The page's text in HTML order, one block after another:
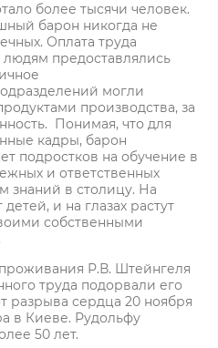
более тысячи человек.
барон никогда не
Оплата труда
людям предоставлялись
могли
производства, за
Понимая, что для
кадры, барон
подростков на обучение в
и ответственных
знаний в столицу. На
и на глазах растут
собственными
Р.В. Штейнгеля
труда подорвали его
разрыва сердца 20 ноября
в Киеве. Рудольфу
50 лет.